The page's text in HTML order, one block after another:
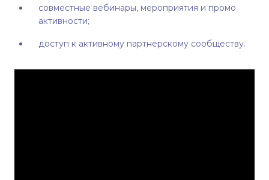
совместные вебинары, мероприятия и промо
активности;
доступ к активному партнерскому сообществу.